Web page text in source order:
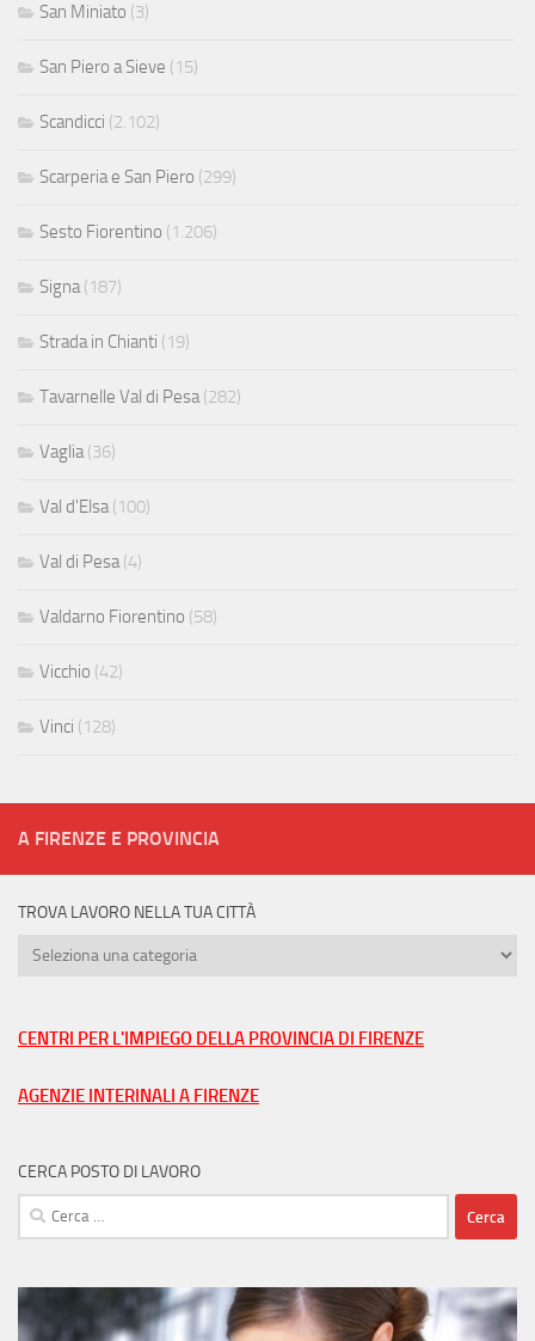
San Miniato (3)
San Piero a Sieve (15)
Scandicci (2.102)
Scarperia e San Piero (299)
Sesto Fiorentino (1.206)
Signa(187)
Strada in Chianti (19)
Tavarnelle Val di Pesa(282)
Vaglia(36)
Val d'Elsa(100)
Val di Pesa(4)
Valdarno Fiorentino (58)
Vicchio (42)
Vinci (128)
A FIRENZE E PROVINCIA
TROVA LAVORO NELLA TUA CITTÀ
Trova
tua
CENTRI PER L'IMPIEGO DELLA PROVINCIA DI FIRENZE
AGENZIE INTERINALI A FIRENZE
CERCA POSTO DI LAVORO
Ricerca
per: